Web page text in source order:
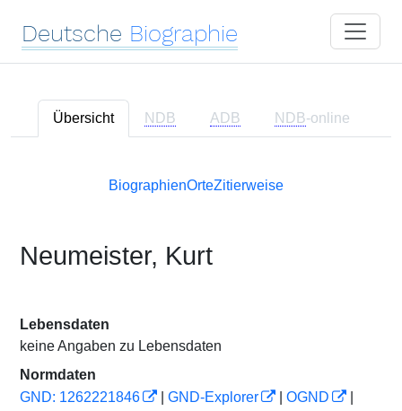
Deutsche Biographie
Übersicht NDB ADB NDB-online
BiographienOrteZitierweise
Neumeister, Kurt
Lebensdaten
keine Angaben zu Lebensdaten
Normdaten
GND: 1262221846
GND-Explorer OGND